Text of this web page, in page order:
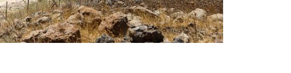
DIGNE ET RÉSILIENTE : POURQUOI JE REVENDIQUE MA JUDAÏTE